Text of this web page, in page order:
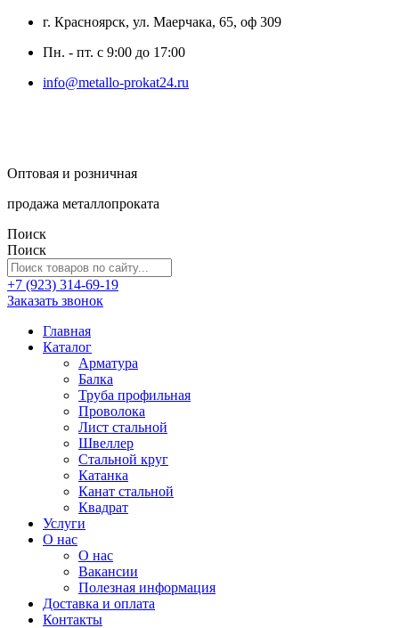
г. Красноярск, ул. Маерчака, 65, оф 309
Пн. - пт. с 9:00 до 17:00
info@metallo-prokat24.ru
Оптовая и розничная
продажа металлопроката
Поиск
Поиск
+7 (923) 314-69-19
Заказать звонок
Главная
Каталог
Арматура
Балка
Труба профильная
Проволока
Лист стальной
Швеллер
Стальной круг
Катанка
Канат стальной
Квадрат
Услуги
О нас
О нас
Вакансии
Полезная информация
Доставка и оплата
Контакты